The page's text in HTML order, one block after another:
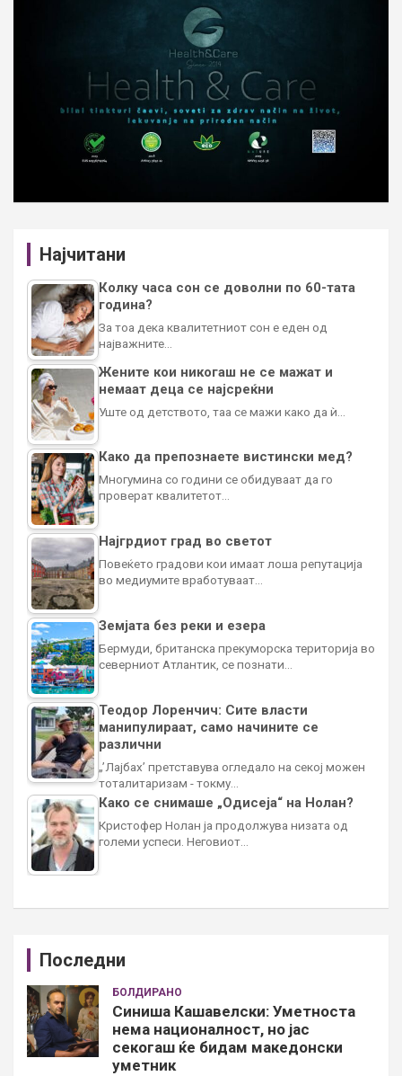
Најчитани
Колку часа сон се доволни по 60-тата
година?
За тоа дека квалитетниот сон е еден од
најважните…
Жените кои никогаш не се мажат и
немаат деца се најсреќни
Уште од детството, таа се мажи како да ѝ…
Како да препознаете вистински мед?
Многумина со години се обидуваат да го
проверат квалитетот…
Најгрдиот град во светот
Повеќето градови кои имаат лоша репутација
во медиумите вработуваат…
Земјата без реки и езера
Бермуди, британска прекуморска територија во
северниот Атлантик, се познати…
Теодор Лоренчич: Сите власти
манипулираат, само начините се
различни
„’Лајбах’ претставува огледало на секој можен
тоталитаризам - токму…
Како се снимаше „Одисеја“ на Нолан?
Кристофер Нолан ја продолжува низата од
големи успеси. Неговиот…
Последни
БОЛДИРАНО
Синиша Кашавелски: Уметноста
нема националност, но јас
секогаш ќе бидам македонски
уметник